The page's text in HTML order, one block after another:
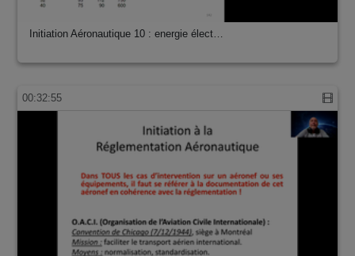
Initiation Aéronautique 10 : energie élect…
00:32:55